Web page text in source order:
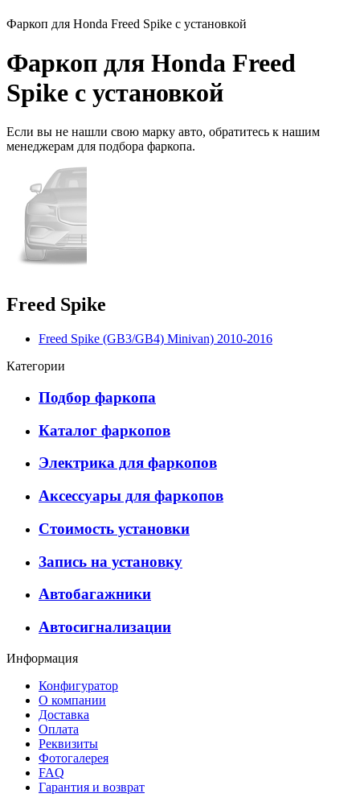
Фаркоп для Honda Freed Spike с установкой
Фаркоп для Honda Freed
Spike с установкой
Если вы не нашли свою марку авто, обратитесь к нашим
менеджерам для подбора фаркопа.
Freed Spike
Freed Spike (GB3/GB4) Minivan) 2010-2016
Категории
Подбор фаркопа
Каталог фаркопов
Электрика для фаркопов
Аксессуары для фаркопов
Стоимость установки
Запись на установку
Автобагажники
Автосигнализации
Информация
Конфигуратор
О компании
Доставка
Оплата
Реквизиты
Фотогалерея
FAQ
Гарантия и возврат